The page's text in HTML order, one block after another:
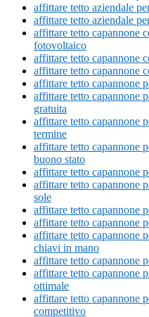
affittare tetto aziendale
affittare tetto aziendale
affittare tetto capannone
fotovoltaico
affittare tetto capannone
affittare tetto capannone
affittare tetto capannone
affittare tetto capannone
gratuita
affittare tetto capannone
termine
affittare tetto capannone
buono stato
affittare tetto capannone
affittare tetto capannone
sole
affittare tetto capannone
affittare tetto capannone
affittare tetto capannone
chiavi in mano
affittare tetto capannone
affittare tetto capannone
ottimale
affittare tetto capannone
competitivo